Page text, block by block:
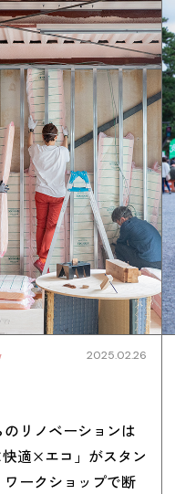
2025.02.26
のリノベーションは
快適×エコ」がスタン
ワークショップで断